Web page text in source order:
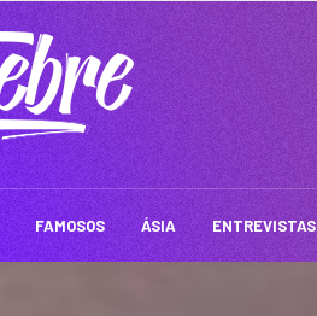
FAMOSOS ÁSIA ENTREVISTAS